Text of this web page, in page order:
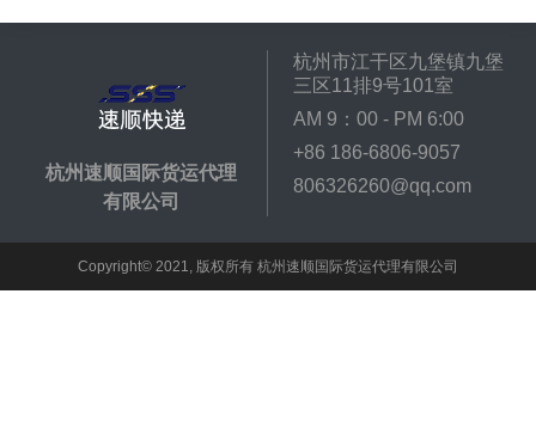
杭州速顺国际货运代理
有限公司
杭州市江干区九堡镇九堡
三区11排9号101室
AM 9：00 - PM 6:00
+86 186-6806-9057
806326260@qq.com
Copyright© 2021, 版权所有 杭州速顺国际货运代理有限公司